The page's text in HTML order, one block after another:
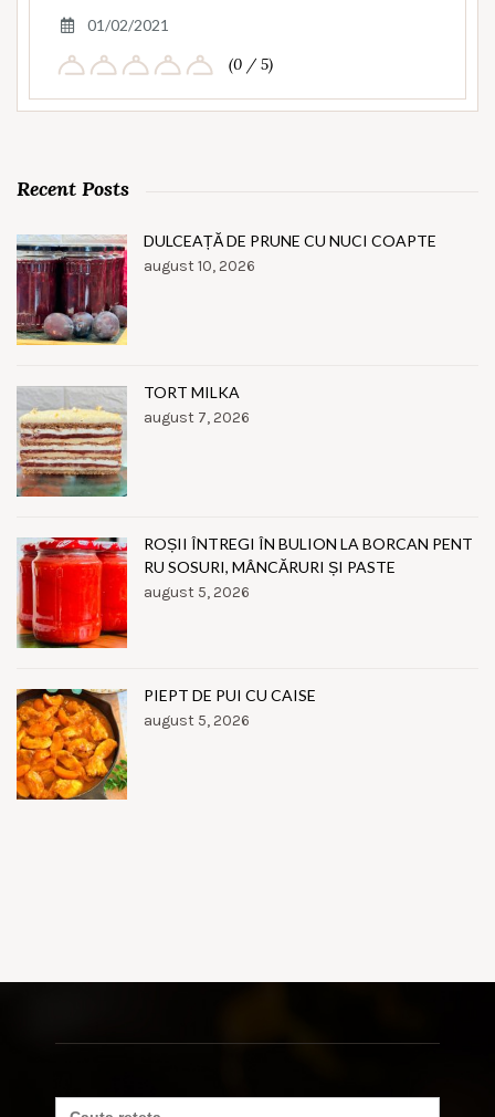
01/02/2021
(0 / 5)
Recent Posts
DULCEAȚĂ DE PRUNE CU NUCI COAPTE
august 10, 2026
TORT MILKA
august 7, 2026
ROȘII ÎNTREGI ÎN BULION LA BORCAN PENT
RU SOSURI, MÂNCĂRURI ȘI PASTE
august 5, 2026
PIEPT DE PUI CU CAISE
august 5, 2026
Search